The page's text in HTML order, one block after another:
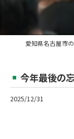
今年最後の
2025/12/31